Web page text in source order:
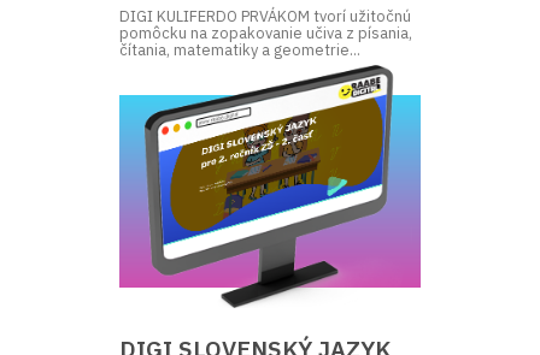
DIGI KULIFERDO PRVÁKOM tvorí užitočnú
pomôcku na zopakovanie učiva z písania,
čítania, matematiky a geometrie...
DIGI SLOVENSKÝ JAZYK